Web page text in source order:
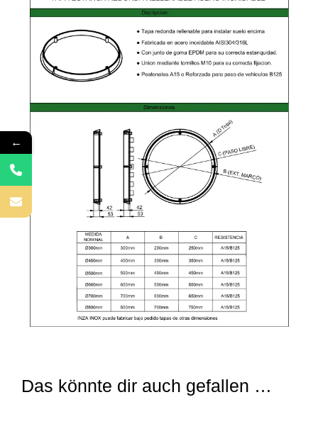
Das könnte dir auch gefallen …
←